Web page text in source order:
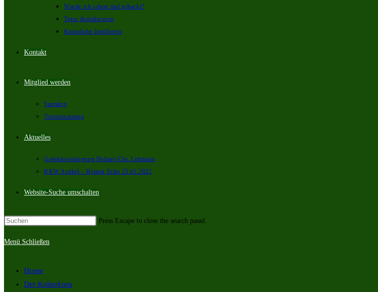
Wurde ich schon mal gehackt?
Texte digitalisieren
Künstliche Intelligenz
Kontakt
Mitglied werden
Spenden
Vereinssatzung
Aktuelles
Gedenksteinlegung Helmer-Chr. Lehmann
KKW Artikel – Heimat Echo 23.02.2022
Website-Suche umschalten
Press Escape to close the search panel.
Menü Schließen
Home
Der Kulturkreis